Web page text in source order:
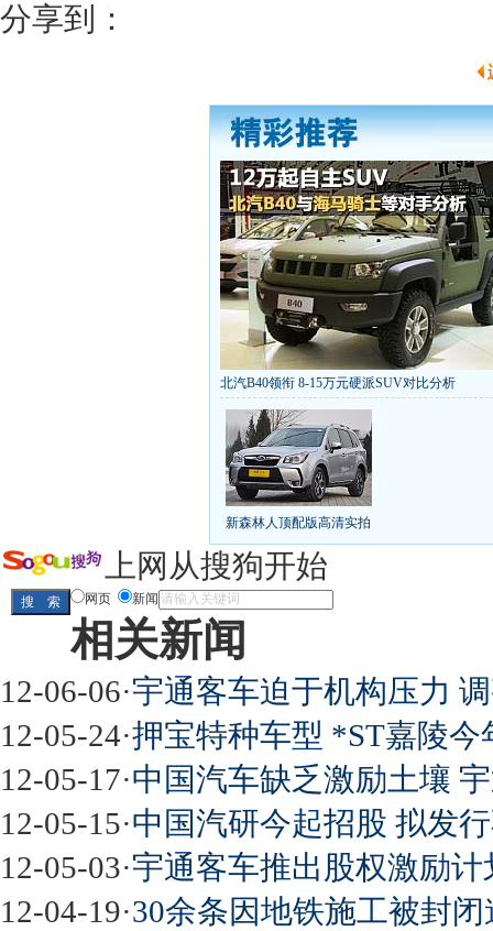
分享到：
北汽B40领衔 8-15万元硬派SUV对比分析
丰田推八款低价新车 全新RAV4海外售
第九代雅阁/本田新小SUV
凯越已跌至8折甩卖 6款合资自主车是真的低价
给中国人争气的热销SUV 全新马自达6：海外
10万元新车叫板合资 15万买车谁好
长城2013年新SUV规划曝光
全新胜达23日上市 秒杀日系的SUV
大众6万
最高法解释：醉驾毒驾发生交通事故 交强险应
新森林人顶配版高清实拍
屌丝必看世界末日逃亡车
最强山寨 又奥迪又奔驰
上网从搜狗开始
网页 新闻
相关新闻
12-06-06·宇通客车迫于机构压力
12-05-24·押宝特种车型 *ST嘉陵今
12-05-17·中国汽车缺乏激励土壤
12-05-15·中国汽研今起招股 拟发
12-05-03·宇通客车推出股权激励
12-04-19·30余条因地铁施工被封